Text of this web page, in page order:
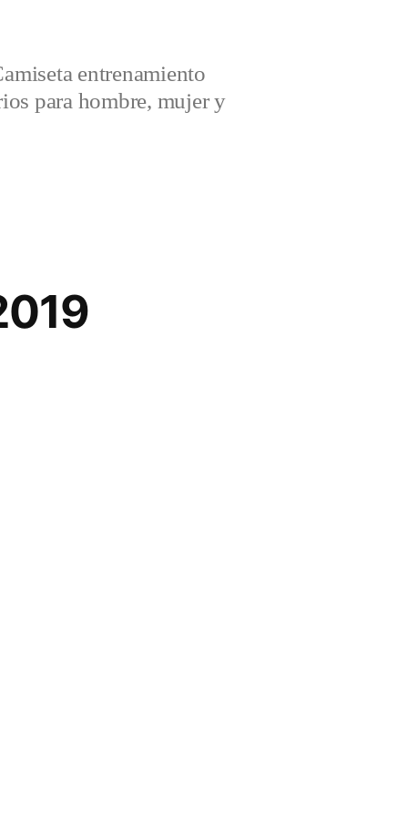
entrenamiento
para hombre, mujer y